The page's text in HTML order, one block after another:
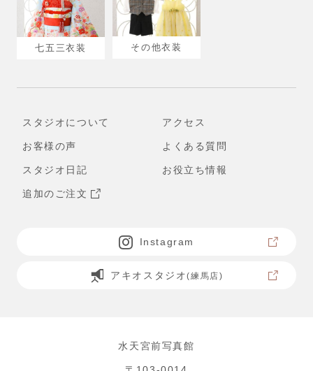
七五三衣装 その他衣装
スタジオについて アクセス
お客様の声 よくある質問
スタジオ日記 お役立ち情報
追加のご注文
Instagram
アキオスタジオ(練馬店)
水天宮前写真館